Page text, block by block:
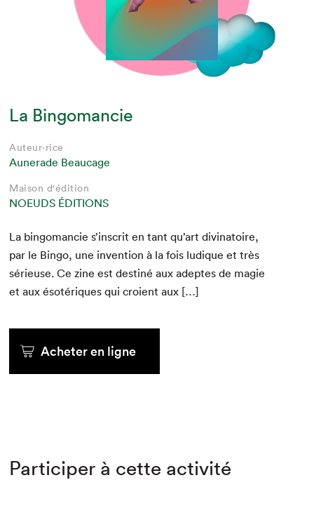
La Bingomancie
Auteur·rice
Aunerade Beaucage
Maison d'édition
NOEUDS ÉDITIONS
La bin­go­man­cie s’in­scrit en tant qu’art div­ina­toire,
par le Bin­go, une inven­tion à la fois ludique et très
sérieuse. Ce zine est des­tiné aux adeptes de magie
et aux ésotériques qui croient aux […]
Acheter en ligne
Participer à cette activité